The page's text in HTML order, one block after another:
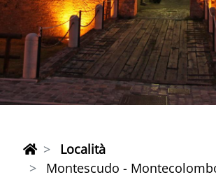
Località
Montescudo -